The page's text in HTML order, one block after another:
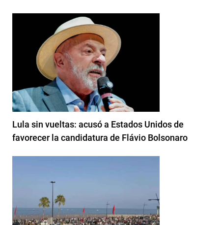
Lula sin vueltas: acusó a Estados Unidos de
favorecer la candidatura de Flávio Bolsonaro